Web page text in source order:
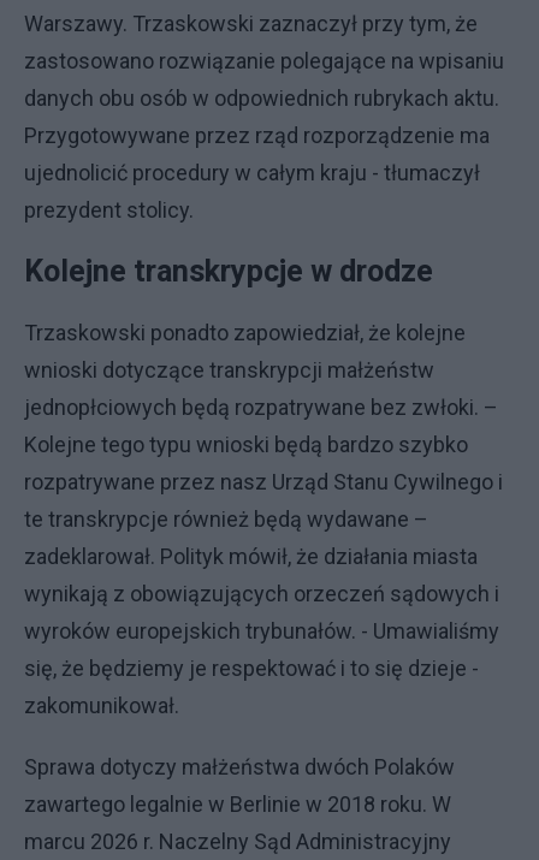
Warszawy. Trzaskowski zaznaczył przy tym, że
zastosowano rozwiązanie polegające na wpisaniu
danych obu osób w odpowiednich rubrykach aktu.
Przygotowywane przez rząd rozporządzenie ma
ujednolicić procedury w całym kraju - tłumaczył
prezydent stolicy.
Kolejne transkrypcje w drodze
Trzaskowski ponadto zapowiedział, że kolejne
wnioski dotyczące transkrypcji małżeństw
jednopłciowych będą rozpatrywane bez zwłoki. –
Kolejne tego typu wnioski będą bardzo szybko
rozpatrywane przez nasz Urząd Stanu Cywilnego i
te transkrypcje również będą wydawane –
zadeklarował. Polityk mówił, że działania miasta
wynikają z obowiązujących orzeczeń sądowych i
wyroków europejskich trybunałów. - Umawialiśmy
się, że będziemy je respektować i to się dzieje -
zakomunikował.
Sprawa dotyczy małżeństwa dwóch Polaków
zawartego legalnie w Berlinie w 2018 roku. W
marcu 2026 r. Naczelny Sąd Administracyjny